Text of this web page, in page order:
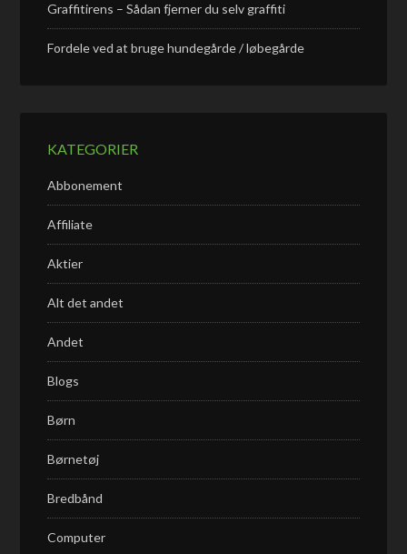
Graffitirens – Sådan fjerner du selv graffiti
Fordele ved at bruge hundegårde / løbegårde
KATEGORIER
Abbonement
Affiliate
Aktier
Alt det andet
Andet
Blogs
Børn
Børnetøj
Bredbånd
Computer